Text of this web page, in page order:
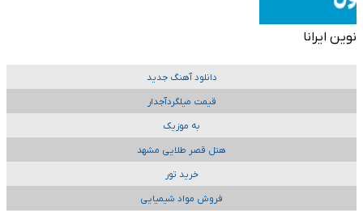
نوین ایرانا
دانلود آهنگ جدید
قیمت میلگردآجدار
به موزیک
هتل قصر طلایی مشهد
خرید تور
فروش مواد شیمیایی